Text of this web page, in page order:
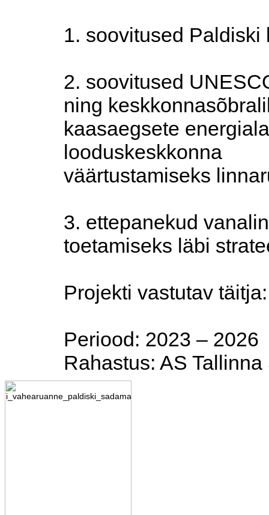
1. soovitused
2. soovitused
ning
kaasaegsete
looduskeskkonna
väärtustamiseks
3. ettepanekud
toetamiseks läbi
Projekti vastutav
Periood: 2023 – 2026
Rahastus: AS